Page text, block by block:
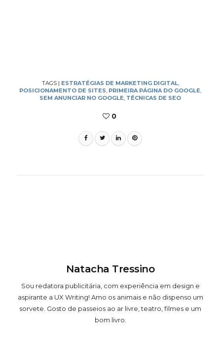
TAGS| ESTRATÉGIAS DE MARKETING DIGITAL,
POSICIONAMENTO DE SITES, PRIMEIRA PÁGINA DO GOOGLE,
SEM ANUNCIAR NO GOOGLE, TÉCNICAS DE SEO
0
Natacha Tressino
Sou redatora publicitária, com experiência em design e
aspirante a UX Writing! Amo os animais e não dispenso um
sorvete. Gosto de passeios ao ar livre, teatro, filmes e um
bom livro.